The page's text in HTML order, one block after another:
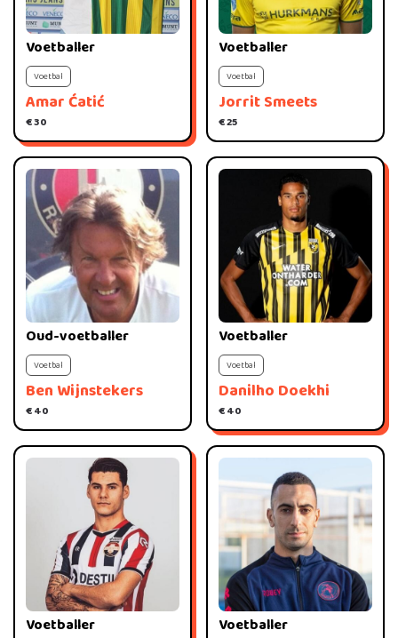
Amar Ćatić
Voetballer
€ 30
Voetbal
Jorrit Smeets
Voetballer
€ 25
Voetbal
Ben Wijnstekers
Oud-voetballer
€ 40
Voetbal
Danilho Doekhi
Voetballer
€ 40
Voetbal
Voetballer Voetballer